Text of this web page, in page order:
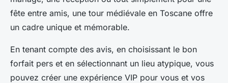
fête entre amis, une tour médiévale en Toscane offre
un cadre unique et mémorable.
En tenant compte des avis, en choisissant le bon
forfait pers et en sélectionnant un lieu atypique, vous
pouvez créer une expérience VIP pour vous et vos